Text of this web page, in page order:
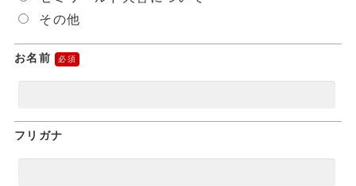
その他
お名前
フリガナ